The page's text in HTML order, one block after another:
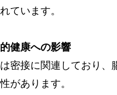
ています。
健康への影響
密接に関連しており
があります。